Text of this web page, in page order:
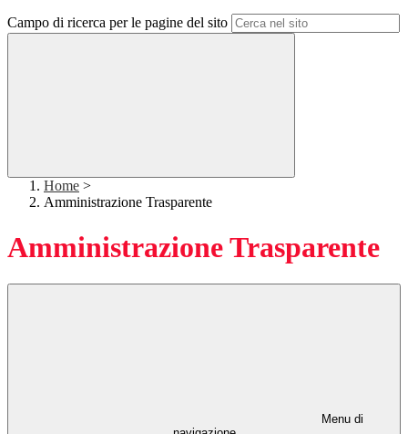
Campo di ricerca per le pagine del sito
Home >
Amministrazione Trasparente
Amministrazione Trasparente
Menu di